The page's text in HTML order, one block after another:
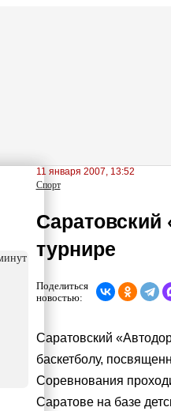
11 января 2007, 13:52
Спорт
Саратовский
турнире
Поделиться
новостью:
Саратовский
баскетболу,
Соревнования
Саратове на базе